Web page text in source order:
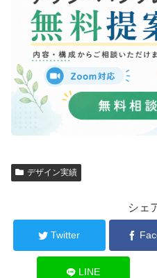
デザイン実績
シェ
Twitter
LINE